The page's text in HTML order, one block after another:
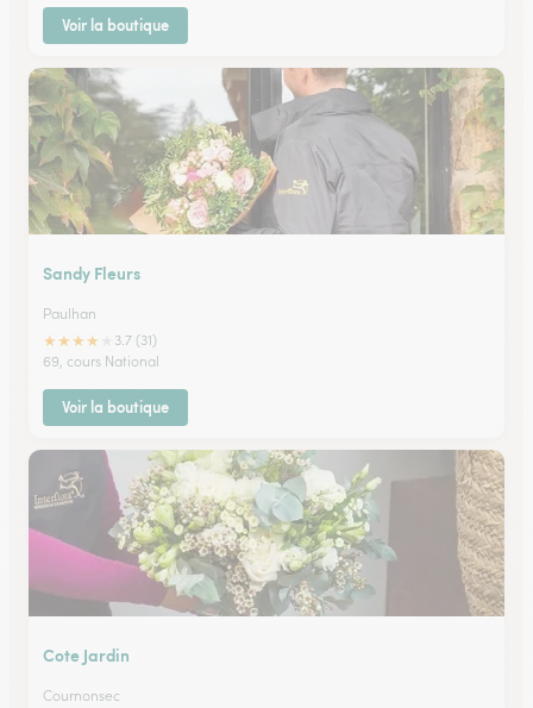
Voir la boutique
Sandy Fleurs
Paulhan
★★★★
3.7 (31)
69, cours National
Voir la boutique
Cote Jardin
Cournonsec